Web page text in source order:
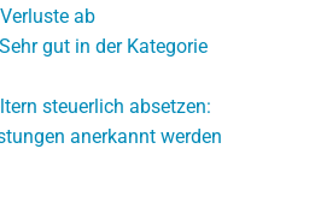
ab
gut in der Kategorie
steuerlich absetzen:
anerkannt werden